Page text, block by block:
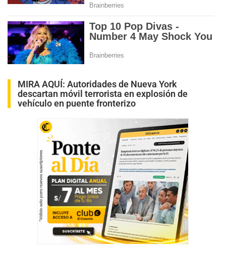
MIRA AQUÍ: Autoridades de Nueva York
descartan móvil terrorista en explosión de
vehículo en puente fronterizo